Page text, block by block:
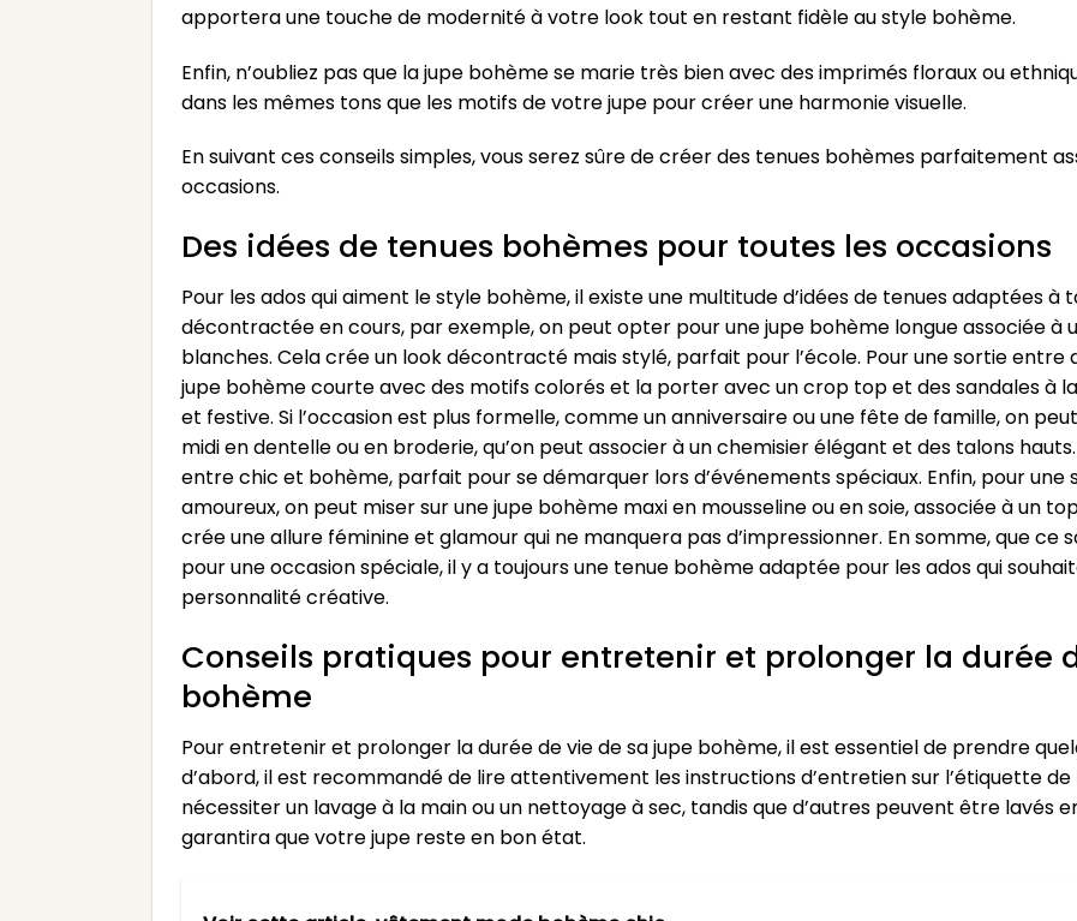
apportera une touche de modernité à votre look tout en restant fidèle au style bohème.
Enfin, n’oubliez pas que la jupe bohème se marie très bien avec des imprimés floraux ou
dans les mêmes tons que les motifs de votre jupe pour créer une harmonie visuelle.
En suivant ces conseils simples, vous serez sûre de créer des tenues bohèmes parfaitement
occasions.
Des idées de tenues bohèmes pour toutes les occasions
Pour les ados qui aiment le style bohème, il existe une multitude d’idées de tenues adaptées à
décontractée en cours, par exemple, on peut opter pour une jupe bohème longue associée à
blanches. Cela crée un look décontracté mais stylé, parfait pour l’école. Pour une sortie entre
jupe bohème courte avec des motifs colorés et la porter avec un crop top et des sandales à
et festive. Si l’occasion est plus formelle, comme un anniversaire ou une fête de famille, on
midi en dentelle ou en broderie, qu’on peut associer à un chemisier élégant et des talons
entre chic et bohème, parfait pour se démarquer lors d’événements spéciaux. Enfin, pour
amoureux, on peut miser sur une jupe bohème maxi en mousseline ou en soie, associée à un
crée une allure féminine et glamour qui ne manquera pas d’impressionner. En somme, que
pour une occasion spéciale, il y a toujours une tenue bohème adaptée pour les ados qui
personnalité créative.
Conseils pratiques pour entretenir et prolonger la durée
bohème
Pour entretenir et prolonger la durée de vie de sa jupe bohème, il est essentiel de prendre
d’abord, il est recommandé de lire attentivement les instructions d’entretien sur l’étiquette
nécessiter un lavage à la main ou un nettoyage à sec, tandis que d’autres peuvent être lavés
garantira que votre jupe reste en bon état.